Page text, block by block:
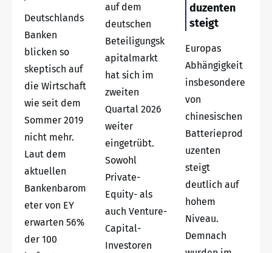
Deutschlands
Banken
blicken so
skeptisch auf
die Wirtschaft
wie seit dem
Sommer 2019
nicht mehr.
Laut dem
aktuellen
Bankenbarom
eter von EY
erwarten 56%
der 100
auf dem
deutschen
Beteiligungsk
apitalmarkt
hat sich im
zweiten
Quartal 2026
weiter
eingetrübt.
Sowohl
Private-
Equity- als
auch Venture-
Capital-
Investoren
duzenten
steigt
Europas
Abhängigkeit
insbesondere
von
chinesischen
Batterieprod
uzenten
steigt
deutlich auf
hohem
Niveau.
Demnach